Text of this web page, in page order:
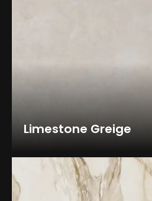
Limestone Greige